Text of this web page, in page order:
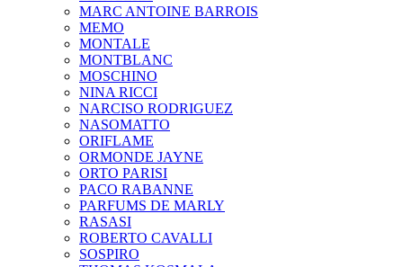
MARC ANTOINE BARROIS
MEMO
MONTALE
MONTBLANC
MOSCHINO
NINA RICCI
NARCISO RODRIGUEZ
NASOMATTO
ORIFLAME
ORMONDE JAYNE
ORTO PARISI
PACO RABANNE
PARFUMS DE MARLY
RASASI
ROBERTO CAVALLI
SOSPIRO